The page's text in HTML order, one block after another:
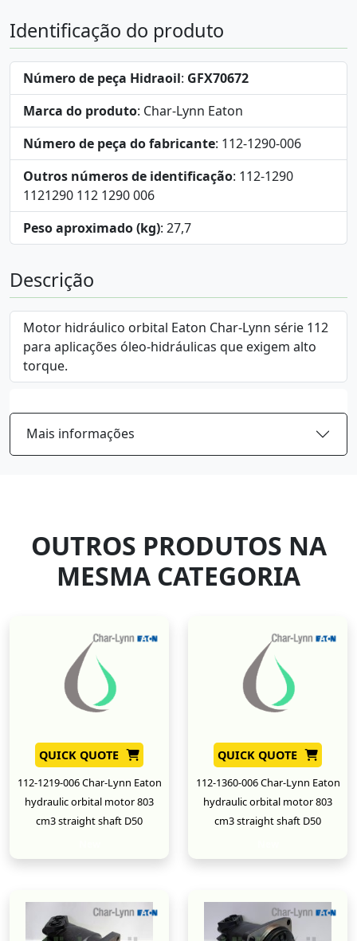
Identificação do produto
Número de peça Hidraoil: GFX70672
Marca do produto: Char-Lynn Eaton
Número de peça do fabricante: 112-1290-006
Outros números de identificação: 112-1290
1121290 112 1290 006
Peso aproximado (kg): 27,7
Descrição
Motor hidráulico orbital Eaton Char-Lynn série 112
para aplicações óleo-hidráulicas que exigem alto
torque.
Mais informações
OUTROS PRODUTOS NA
MESMA CATEGORIA
QUICK QUOTE
112-1219-006 Char-Lynn Eaton
hydraulic orbital motor 803
cm3 straight shaft D50
QUICK QUOTE
112-1360-006 Char-Lynn Eaton
hydraulic orbital motor 803
cm3 straight shaft D50